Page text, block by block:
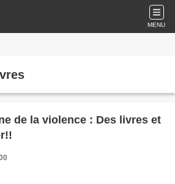
MENU
de la violence : Des livres et